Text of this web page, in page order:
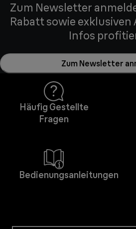
Zum Newsletter
Rabatt sowie
Infos
Zum Newsletter
Häufig Gestellte
Fragen
Bedienungsanleitungen